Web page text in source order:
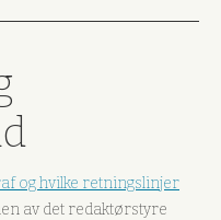
og hvilke retningslinjer
av det redaktørstyre